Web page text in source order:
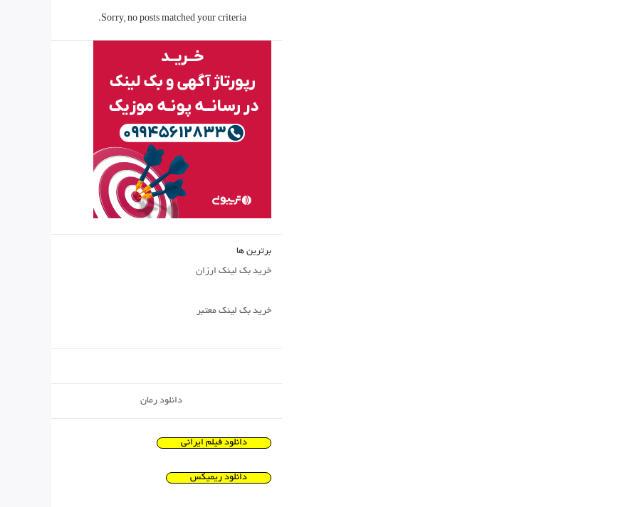
Sorry, no posts matched your criteria.
برترین ها
خرید بک لینک ارزان
خرید بک لینک معتبر
دانلود رمان
دانلود فیلم ایرانی
دانلود ریمیکس